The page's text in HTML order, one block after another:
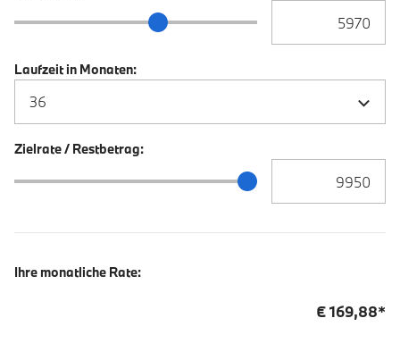
Anzahlung Schieberegler
Laufzeit in Monaten:
Zielrate / Restbetrag:
Zielrate / Restbetrag Schieberegler
Ihre monatliche Rate:
€169,88*